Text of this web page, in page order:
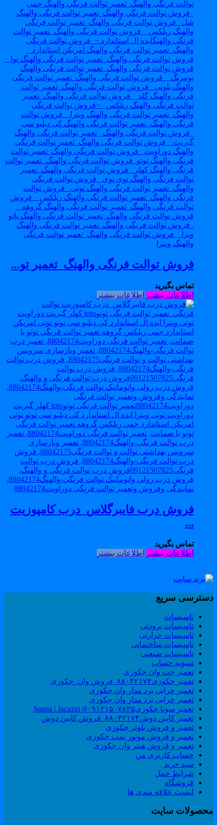
فروش توالت فرنگی والهنگ_تعمیر تو...
تماس بگیرید
اطلاعات بیشتر اطلاعات بیشتر
فروش درب فایبرگلاس_درب کامپوزیت
...
تماس بگیرید
اطلاعات بیشتر اطلاعات بیشتر
سریع
تاسیسات
تاسیسات برودتی
تاسیسات حرارتی
تاسیسات ساختمانی
تاسیسات صنعتی
تسویه حساب
تعمیر جت وان جکوزی
تعمیر جکوزی۸۸۰۴۲۱۷۴_فروش وان_جکوزی
تعمیر خرابی برد مدار وان جکوزی
تعمیر خرابی برد مدار وان جکوزی
تعمیر سونا جکوزی۰۹۱۲۱۵۰۷۸۲۵#| Sauna | Jacuzzi
تعمیر کابین دوش۸۸۰۴۲۱۷۴_فروش کابین دوش
تعمیر و فروش بلوئر جکوزی
تعمیر و فروش موتور پمپ جکوزی
تعمیر و فروش هیتر وان جکوزی
حساب کاربری من
سبد خرید
شرایط حمل
فروشگاه
لیست علاقه مندی ها
سایت